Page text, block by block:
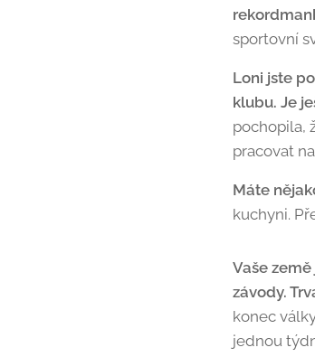
sportovní
Loni jste
klubu. Je
pochopila,
pracovat
Máte
kuchyni.
Vaše
závody.
konec
jednou